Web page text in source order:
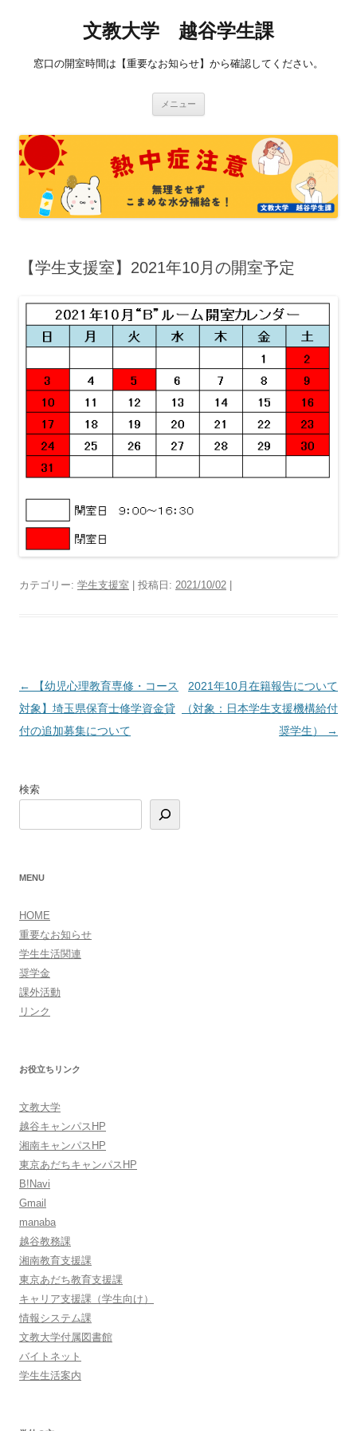
文教大学 越谷学生課
窓口の開室時間は【重要なお知らせ】から確認してください。
メニュー
【学生支援室】2021年10月の開室予定
カテゴリー: 学生支援室 | 投稿日: 2021/10/02 |
投
稿
ナ
ー
←
【幼児心理教育専修・コース
対象】埼玉県保育士修学資金貸
付の追加募集について
2021年10月在籍報告について
（対象：日本学生支援機構給付
奨学生）
→
検索
MENU
HOME
重要なお知らせ
学生生活関連
奨学金
課外活動
リンク
お役立ちリンク
文教大学
越谷キャンパスHP
湘南キャンパスHP
東京あだちキャンパスHP
B!Navi
Gmail
manaba
越谷教務課
湘南教育支援課
東京あだち教育支援課
キャリア支援課（学生向け）
情報システム課
文教大学付属図書館
バイトネット
学生生活案内